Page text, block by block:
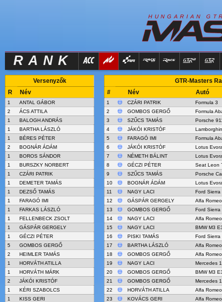
H U N G A R I A N G T
RANK
Versenyzők
R
Név
1
ANTAL GÁBOR
2
ÁCS ATTILA
1
BALOGH ANDRÁS
1
BARTHA LÁSZLÓ
1
BÉRES PÉTER
2
BOGNÁR ÁDÁM
1
BOROS SÁNDOR
1
BURSZKY NORBERT
1
CZÁRI PATRIK
1
DEMETER TAMÁS
1
DEZSŐ TAMÁS
1
FARAGÓ IMI
1
FARKAS LÁSZLÓ
1
FELLENBECK ZSOLT
1
GÁSPÁR GERGELY
1
GÉCZI PÉTER
5
GOMBOS GERGŐ
2
HEIMLER TAMÁS
1
HORVÁTH ATILLA
1
HORVÁTH MÁRK
2
JÁKÓI KRISTÓF
1
KÉRI SZABOLCS
1
KISS GERI
GTR-Masters
#
Név Autó
1 CZÁRI PATRIK
Formula 3
2
GOMBOS GERGŐ
Formula
3
SZŰCS TAMÁS
Porsche
4
JÁKÓI KRISTÓF
5
FARAGÓ IMI
Formula
6
JÁKÓI KRISTÓF
Lotus
7
NÉMETH BÁLINT
Lotus
8
GÉCZI PÉTER
Seat Leon
9
SZŰCS TAMÁS
Porsche
10
BOGNÁR ÁDÁM
Lotus
11
NAGY LACI
Ford Sierra
12
GÁSPÁR GERGELY
Alfa
13
GOMBOS GERGŐ
Ford Sierra
14
NAGY LACI
Alfa
15
NAGY LACI
BMW M3
16
PISKI TAMÁS
Ford Sierra
17
BARTHA LÁSZLÓ
Alfa
18
GOMBOS GERGŐ
Alfa
19
NAGY LACI
Mercedes
20
GOMBOS GERGŐ
BMW M3
21
GOMBOS GERGŐ
Mercedes
22
HORVÁTH ATILLA
Alfa
23
KOVÁCS GERI
Alfa